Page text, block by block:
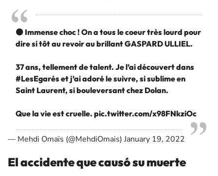
⚫️ Immense choc ! On a tous le coeur très lourd pour
dire si tôt au revoir au brillant GASPARD ULLIEL.
37 ans, tellement de talent. Je l’ai découvert dans
#LesEgaréset j’ai adoré le suivre, si sublime en
Saint Laurent, si bouleversant chez Dolan.
Que la vie est cruelle. pic.twitter.com/x98FNkziOc
— Mehdi Omaïs (@MehdiOmais)January 19, 2022
El accidente que causó su muerte